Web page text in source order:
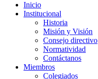
Inicio
Institucional
Historia
Misión y Visión
Consejo directivo
Normatividad
Contáctanos
Miembros
Colegiados